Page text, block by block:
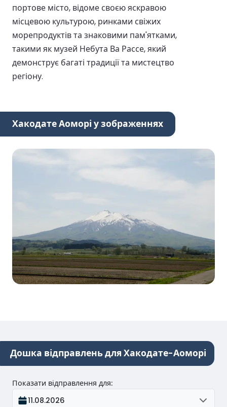
портове місто, відоме своєю яскравою
місцевою культурою, ринками свіжих
морепродуктів та знаковими пам'ятками,
такими як музей Небута Ва Рассе, який
демонструє багаті традиції та мистецтво
регіону.
Хакодате Аоморі у зображеннях
Дошка відправлень для Хакодате-Аоморі
Показати відправлення для:
11.08.2026